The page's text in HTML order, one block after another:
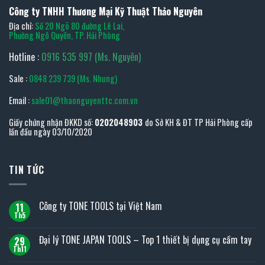
Công ty TNHH Thương Mại Kỹ Thuật Thảo Nguyên
Địa chỉ:Số 20 Ngõ 80 đường Lê Lai,
Phường Ngô Quyền, TP. Hải Phòng
Hotline : 0916 535 997 (Ms. Nguyên)
Sale :0848 239 739 (Ms. Nhung)
Email :sale01@thaonguyenttc.com.vn
Giấy chứng nhận ĐKKD số:0202048903 do Sở KH & ĐT TP Hải Phòng cấp
lần đầu ngày 03/10/2020
TIN TỨC
11
Th5
Công ty TONE TOOLS tại Việt Nam
bình
luận
29
Th11
Đại lý TONE JAPAN TOOLS – Top 1 thiết bị dụng cụ cầm tay